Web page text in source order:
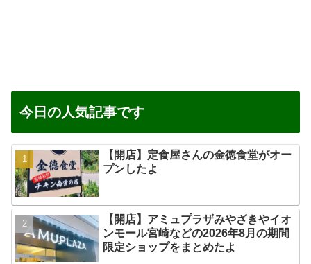
今日の人気記事です
【開店】定食屋さんの金徳食堂がオー
プンしたよ
【開店】アミュプラザみやざきやイオ
ンモール宮崎などの2026年8月の期間
限定ショップをまとめたよ